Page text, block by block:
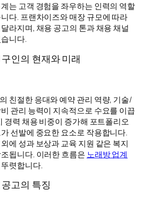
는 고객 경험을 좌우하는 인력의 역할
다. 프랜차이즈와 매장 규모에 따라
라지며, 채용 공고의 톤과 채용 채널
니다.
인의 현재와 미래
친절한 응대와 예약 관리 역량, 기술/
관리 능력이 지속적으로 수요를 이끕
경력 채용 비중이 증가해 포트폴리오
선발에 중요한 요소로 작용합니다.
에 성과 보상과 교육 지원 같은 복지
됩니다. 이러한 흐름은 노래방 업계
렷합니다.
고의 특징